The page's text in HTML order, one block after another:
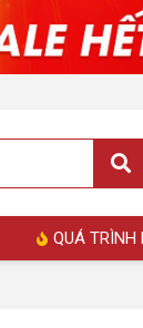
QUÁ TRÌNH